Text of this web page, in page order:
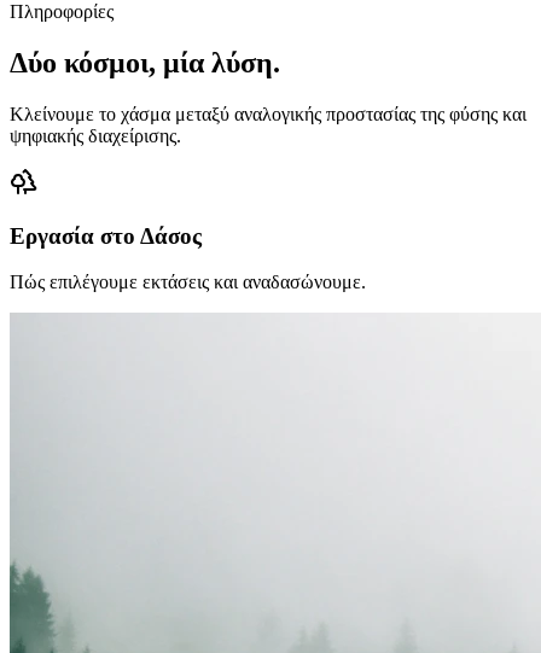
Πληροφορίες
Δύο κόσμοι, μία λύση.
Κλείνουμε το χάσμα μεταξύ αναλογικής προστασίας της φύσης και
ψηφιακής διαχείρισης.
Εργασία στο Δάσος
Πώς επιλέγουμε εκτάσεις και αναδασώνουμε.